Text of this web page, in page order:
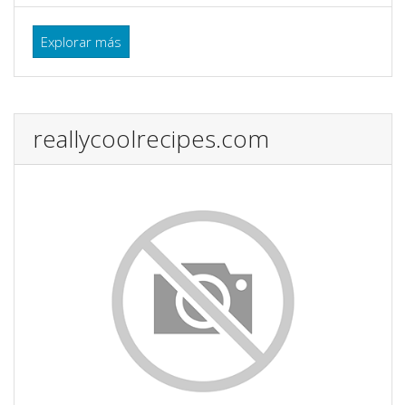
Explorar más
reallycoolrecipes.com